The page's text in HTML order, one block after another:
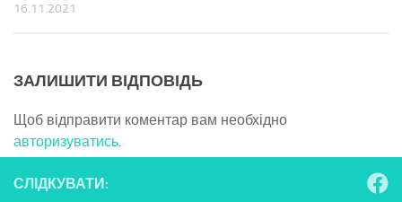
16.11.2021
ЗАЛИШИТИ ВІДПОВІДЬ
Щоб відправити коментар вам необхідно
авторизуватись.
СЛІДКУВАТИ: